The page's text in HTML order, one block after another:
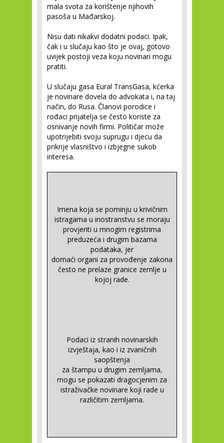
mala svota za korištenje njihovih
pasoša u Mađarskoj.
Nisu dati nikakvi dodatni podaci. Ipak,
čak i u slučaju kao što je ovaj, gotovo
uvijek postoji veza koju novinari mogu
pratiti.
U slučaju gasa Eural TransGasa, kćerka
je novinare dovela do advokata i, na taj
način, do Rusa. Članovi porodice i
rođaci prijatelja se često koriste za
osnivanje novih firmi. Političar može
upotrijebiti svoju suprugu i djecu da
prikrije vlasništvo i izbjegne sukob
interesa.
Imena koja se pominju u krivičnim
istragama u inostranstvu se moraju
provjeriti u mnogim registrima
preduzeća i drugim bazama
podataka, jer
domaći organi za provođenje zakona
često ne prelaze granice zemlje u
kojoj rade.
Podaci iz stranih novinarskih
izvještaja, kao i iz zvaničnih
saopštenja
za štampu u drugim zemljama,
mogu se pokazati dragocjenim za
istraživačke novinare koji rade u
različitim zemljama.